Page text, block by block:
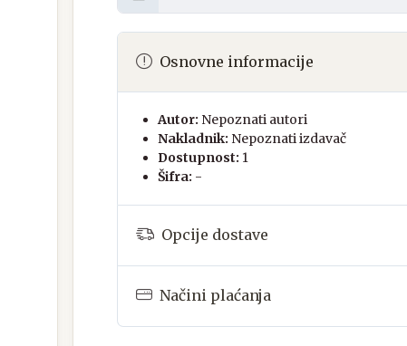
Osnovne informacije
Autor: Nepoznati autori
Nakladnik: Nepoznati izdavač
Dostupnost: 1
Šifra: -
Opcije dostave
Načini plaćanja